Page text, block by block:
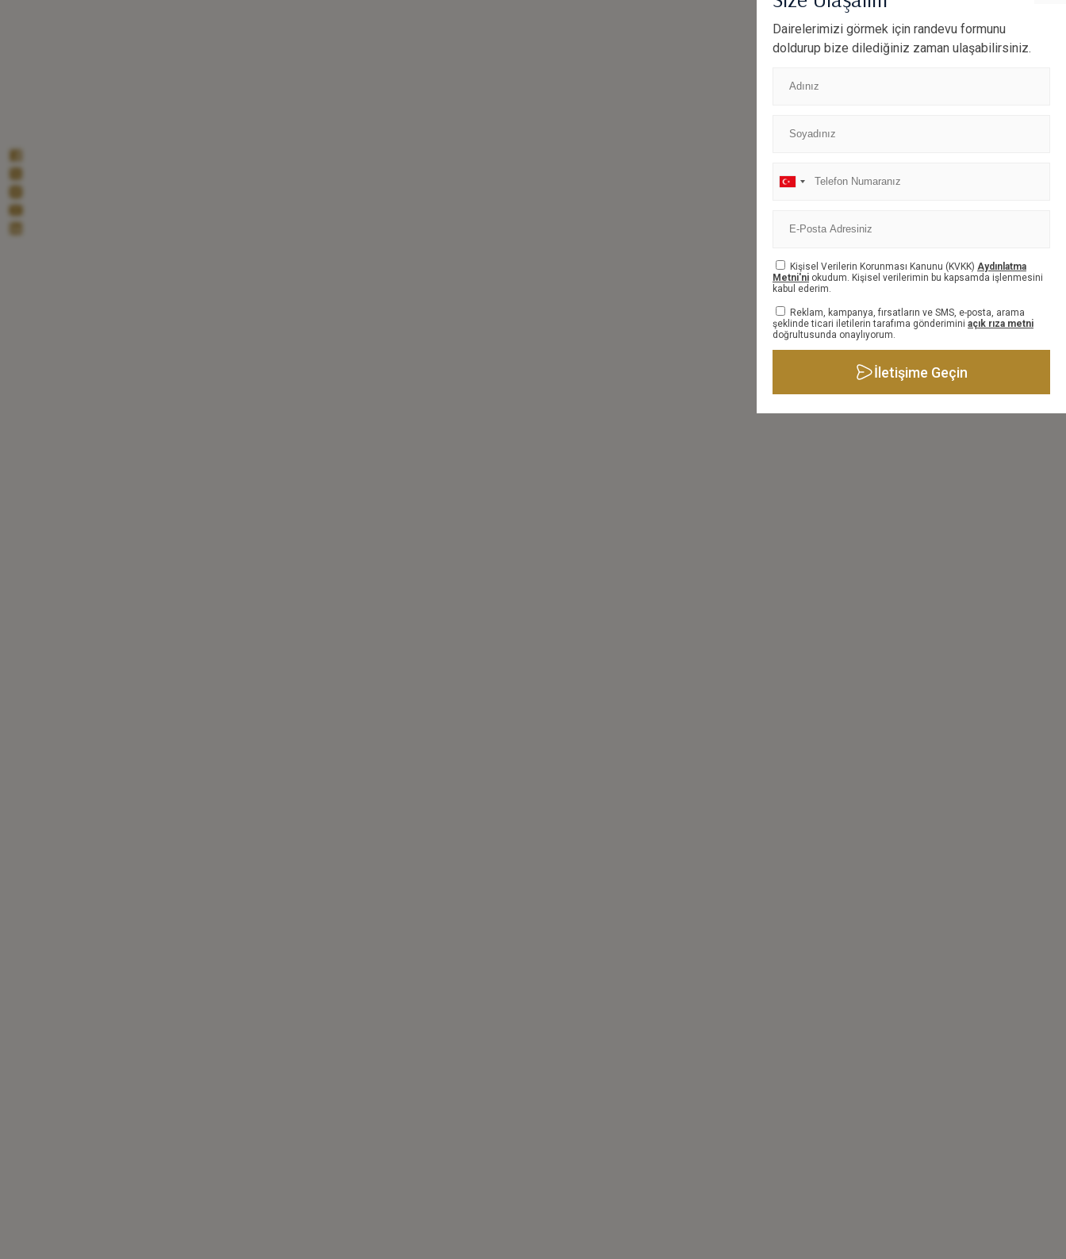
Dairelerimizi görmek için randevu formunu
doldurup bize dilediğiniz zaman ulaşabilirsiniz.
Kişisel Verilerin Korunması Kanunu (KVKK) Aydınlatma
Metni'ni okudum. Kişisel verilerimin bu kapsamda işlenmesini
kabul ederim.
Reklam, kampanya, fırsatların ve SMS, e-posta, arama
şeklinde ticari iletilerin tarafıma gönderimini açık rıza metni
doğrultusunda onaylıyorum.
İletişime Geçin